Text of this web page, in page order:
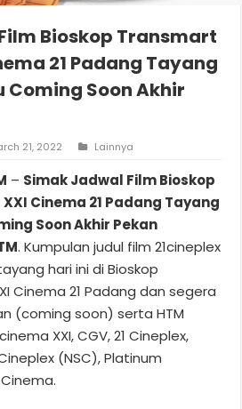
Bioskop Transmart
21 Padang Tayang
Coming Soon Akhir
21, 2022 Lainnya
– Simak Jadwal Film Bioskop
Cinema 21 Padang Tayang
Soon Akhir Pekan
. Kumpulan judul film 21cineplex
hari ini di Bioskop
Cinema 21 Padang dan segera
(coming soon) serta HTM
XXI, CGV, 21 Cineplex,
(NSC), Platinum